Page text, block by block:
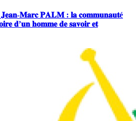
𝐌𝐚𝐫𝐜 𝐏𝐀𝐋𝐌 : 𝐥𝐚 𝐜𝐨𝐦𝐦𝐮𝐧𝐚𝐮𝐭é
𝐝’𝐮𝐧 𝐡𝐨𝐦𝐦𝐞 𝐝𝐞 𝐬𝐚𝐯𝐨𝐢𝐫 𝐞𝐭